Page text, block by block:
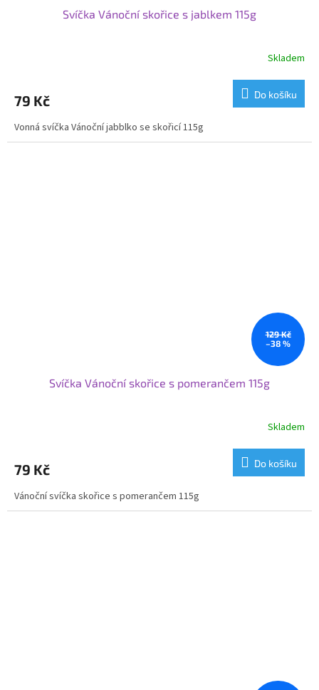
Svíčka Vánoční skořice s jablkem 115g
Skladem
79 Kč Do košíku
Vonná svíčka Vánoční jabblko se skořicí 115g
129 Kč
–38 %
Svíčka Vánoční skořice s pomerančem 115g
Skladem
79 Kč Do košíku
Vánoční svíčka skořice s pomerančem 115g